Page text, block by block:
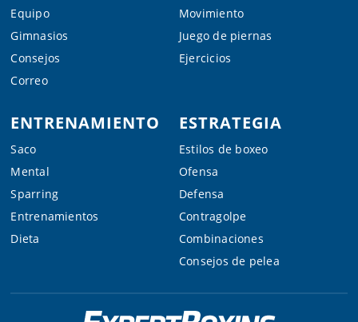
Equipo
Gimnasios
Consejos
Correo
Movimiento
Juego de piernas
Ejercicios
ENTRENAMIENTO
Saco
Mental
Sparring
Entrenamientos
Dieta
ESTRATEGIA
Estilos de boxeo
Ofensa
Defensa
Contragolpe
Combinaciones
Consejos de pelea